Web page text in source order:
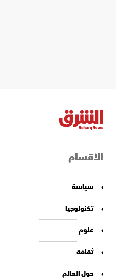
الأقسام
سياسة
تكنولوجيا
علوم
ثقافة
حول العالم